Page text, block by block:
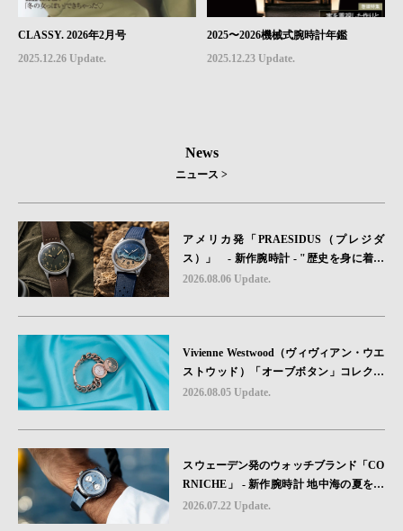
CLASSY. 2026年2月号
2025.12.26 Update.
2025〜2026機械式腕時計年鑑
2025.12.23 Update.
News
ニュース >
アメリカ発「PRAESIDUS（プレジダ
ス）」 - 新作腕時計 - "歴史を身に着け
る“ -戦場を駆け抜けたWillys MBのボンネ
砂を文字盤に閉じ込めた「A-11」コレク
2026.08.06 Update.
Vivienne Westwood（ヴィヴィアン・ウエ
ストウッド）「オーブボタン」コレクシ
ョンに、⽇本限定カラーのローズゴール
2026.08.05 Update.
スウェーデン発のウォッチブランド「CO
RNICHE」 - 新作腕時計 地中海の夏を映
す、爽やかなブルーダイヤル「Heritage C
2026.07.22 Update.